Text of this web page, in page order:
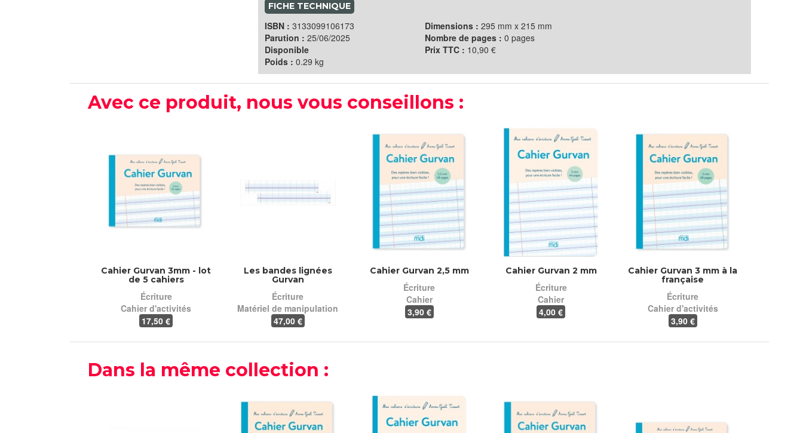
FICHE TECHNIQUE
ISBN : 3133099106173
Parution : 25/06/2025
Disponible
Poids : 0.29 kg
Dimensions : 295 mm x 215 mm
Nombre de pages : 0 pages
Prix TTC : 10,90 €
Avec ce produit, nous vous conseillons :
Cahier Gurvan 3mm - lot
de 5 cahiers
Écriture
Cahier d'activités
17,50 €
Les bandes lignées
Gurvan
Écriture
Matériel de manipulation
47,00 €
Cahier Gurvan 2,5 mm
Écriture
Cahier
3,90 €
Cahier Gurvan 2 mm
Écriture
Cahier
4,00 €
Cahier Gurvan 3 mm à la
française
Écriture
Cahier d'activités
3,90 €
Dans la même collection :